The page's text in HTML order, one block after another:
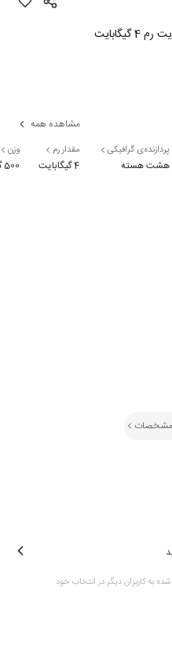
مشاهده همه
پردازنده‌ی گرافیکی
هشت هسته
مقدار رم
4 گیگابایت
وزن
500 گرم
مشخصات
به کاربران دیگر در انتخاب خود